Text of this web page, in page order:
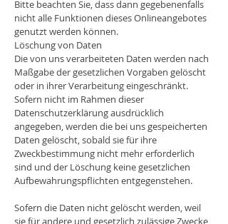
Bitte beachten Sie, dass dann gegebenenfalls
nicht alle Funktionen dieses Onlineangebotes
genutzt werden können.
Löschung von Daten
Die von uns verarbeiteten Daten werden nach
Maßgabe der gesetzlichen Vorgaben gelöscht
oder in ihrer Verarbeitung eingeschränkt.
Sofern nicht im Rahmen dieser
Datenschutzerklärung ausdrücklich
angegeben, werden die bei uns gespeicherten
Daten gelöscht, sobald sie für ihre
Zweckbestimmung nicht mehr erforderlich
sind und der Löschung keine gesetzlichen
Aufbewahrungspflichten entgegenstehen.
Sofern die Daten nicht gelöscht werden, weil
sie für andere und gesetzlich zulässige Zwecke